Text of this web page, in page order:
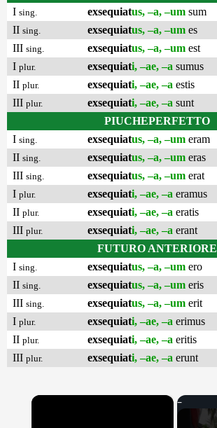
I sing. exsequiatus, –a, –um sum
II sing. exsequiatus, –a, –um es
III sing. exsequiatus, –a, –um est
I plur. exsequiati, –ae, –a sumus
II plur. exsequiati, –ae, –a estis
III plur. exsequiati, –ae, –a sunt
PIUCHEPERFETTO
I sing. exsequiatus, –a, –um eram
II sing. exsequiatus, –a, –um eras
III sing. exsequiatus, –a, –um erat
I plur. exsequiati, –ae, –a eramus
II plur. exsequiati, –ae, –a eratis
III plur. exsequiati, –ae, –a erant
FUTURO ANTERIORE
I sing. exsequiatus, –a, –um ero
II sing. exsequiatus, –a, –um eris
III sing. exsequiatus, –a, –um erit
I plur. exsequiati, –ae, –a erimus
II plur. exsequiati, –ae, –a eritis
III plur. exsequiati, –ae, –a erunt
×